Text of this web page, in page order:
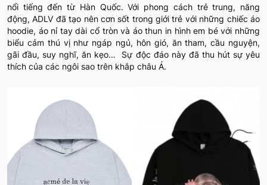
nổi tiếng đến từ Hàn Quốc. Với phong cách trẻ trung, năng
động, ADLV đã tạo nên cơn sốt trong giới trẻ với những chiếc áo
hoodie, áo nỉ tay dài cổ tròn và áo thun in hình em bé với những
biểu cảm thú vị như ngáp ngủ, hôn gió, ăn tham, cầu nguyện,
gãi đầu, suy nghĩ, ăn kẹo… Sự độc đáo này đã thu hút sự yêu
thích của các ngôi sao trên khắp châu Á.